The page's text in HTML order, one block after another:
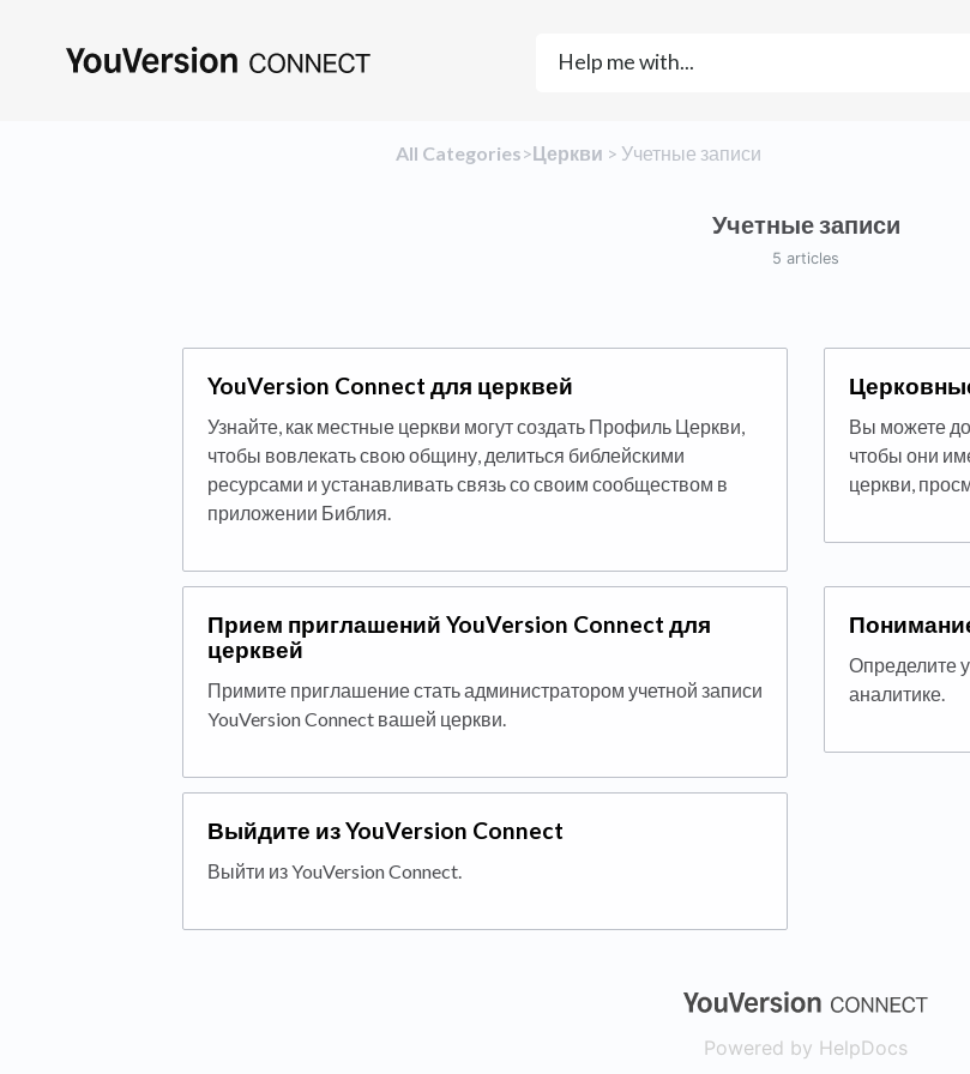
All Categories​>​​Церкви ​ > ​ ​Учетные записи
Учетные записи
5 articles
YouVersion Connect для церквей
Узнайте, как местные церкви могут создать Профиль Церкви,
чтобы вовлекать свою общину, делиться библейскими
ресурсами и устанавливать связь со своим сообществом в
приложении Библия.
Вы можете
чтобы они
церкви,
Прием приглашений YouVersion Connect для
церквей
Примите приглашение стать администратором учетной записи
YouVersion Connect вашей церкви.
Определите
аналитике.
Выйдите из YouVersion Connect
Выйти из YouVersion Connect.
Powered by HelpDocs